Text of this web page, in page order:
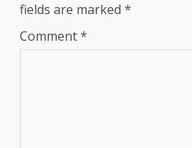
fields are marked *
Comment*